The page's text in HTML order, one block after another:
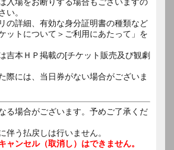
い。
の詳細、有効な身分証明書の種類など
ットについて＞ご利用にあたって」を
吉本ＨＰ掲載の[チケット販売及び観劇
際には、当日券がない場合がございま
る場合がございます。予めご了承くだ
伴う払戻しは行いません。
ャンセル（取消し）はできません。